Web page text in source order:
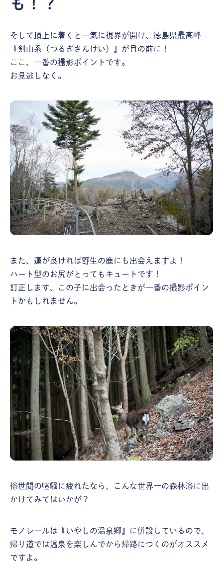
そして頂上に着くと一気に視界が開け、徳島県最高峰
『剣山系（つるぎさんけい）』が目の前に！
ここ、一番の撮影ポイントです。
お見逃しなく。
また、運が良ければ野生の鹿にも出会えますよ！
ハート型のお尻がとってもキュートです！
訂正します、この子に出会ったときが一番の撮影ポイン
トかもしれません。
俗世間の喧騒に疲れたなら、こんな世界一の森林浴に出
かけてみてはいかが？
モノレールは『いやしの温泉郷』に併設しているので、
帰り道では温泉を楽しんでから帰路につくのがオススメ
ですよ。